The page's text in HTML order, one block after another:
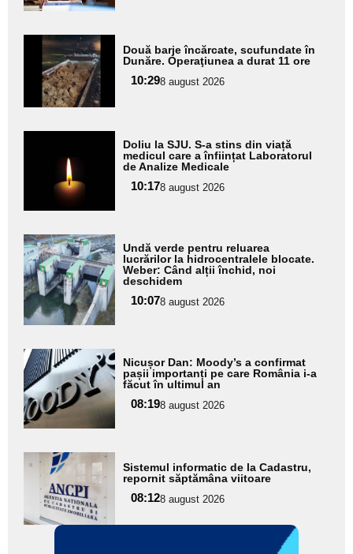
Adaugă
aici textul
pentru
subtitlu
Două barje încărcate, scufundate în
Dunăre. Operaţiunea a durat 11 ore
10:298 august 2026
aici textul
pentru
subtitlu
Doliu la SJU. S-a stins din viață
medicul care a înființat Laboratorul
de Analize Medicale
10:178 august 2026
Adaugă
aici textul
pentru
subtitlu
Undă verde pentru reluarea
lucrărilor la hidrocentralele blocate.
Weber: Când alții închid, noi
deschidem
10:078 august 2026
Adaugă
aici textul
pentru
subtitlu
Nicușor Dan: Moody’s a confirmat
pașii importanți pe care România i-a
făcut în ultimul an
08:198 august 2026
Adaugă
aici textul
pentru
subtitlu
Sistemul informatic de la Cadastru,
repornit săptămâna viitoare
08:128 august 2026